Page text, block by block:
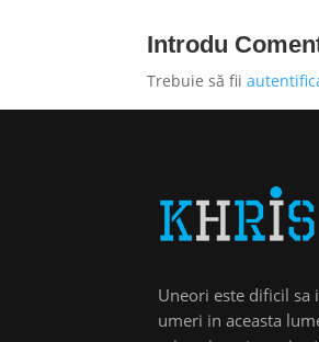
Introdu
Trebuie să fii
Uneori este dificil sa
umeri in aceasta